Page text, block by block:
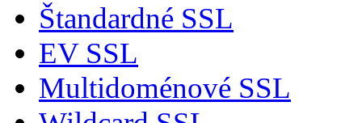
Štandardné SSL
EV SSL
Multidoménové SSL